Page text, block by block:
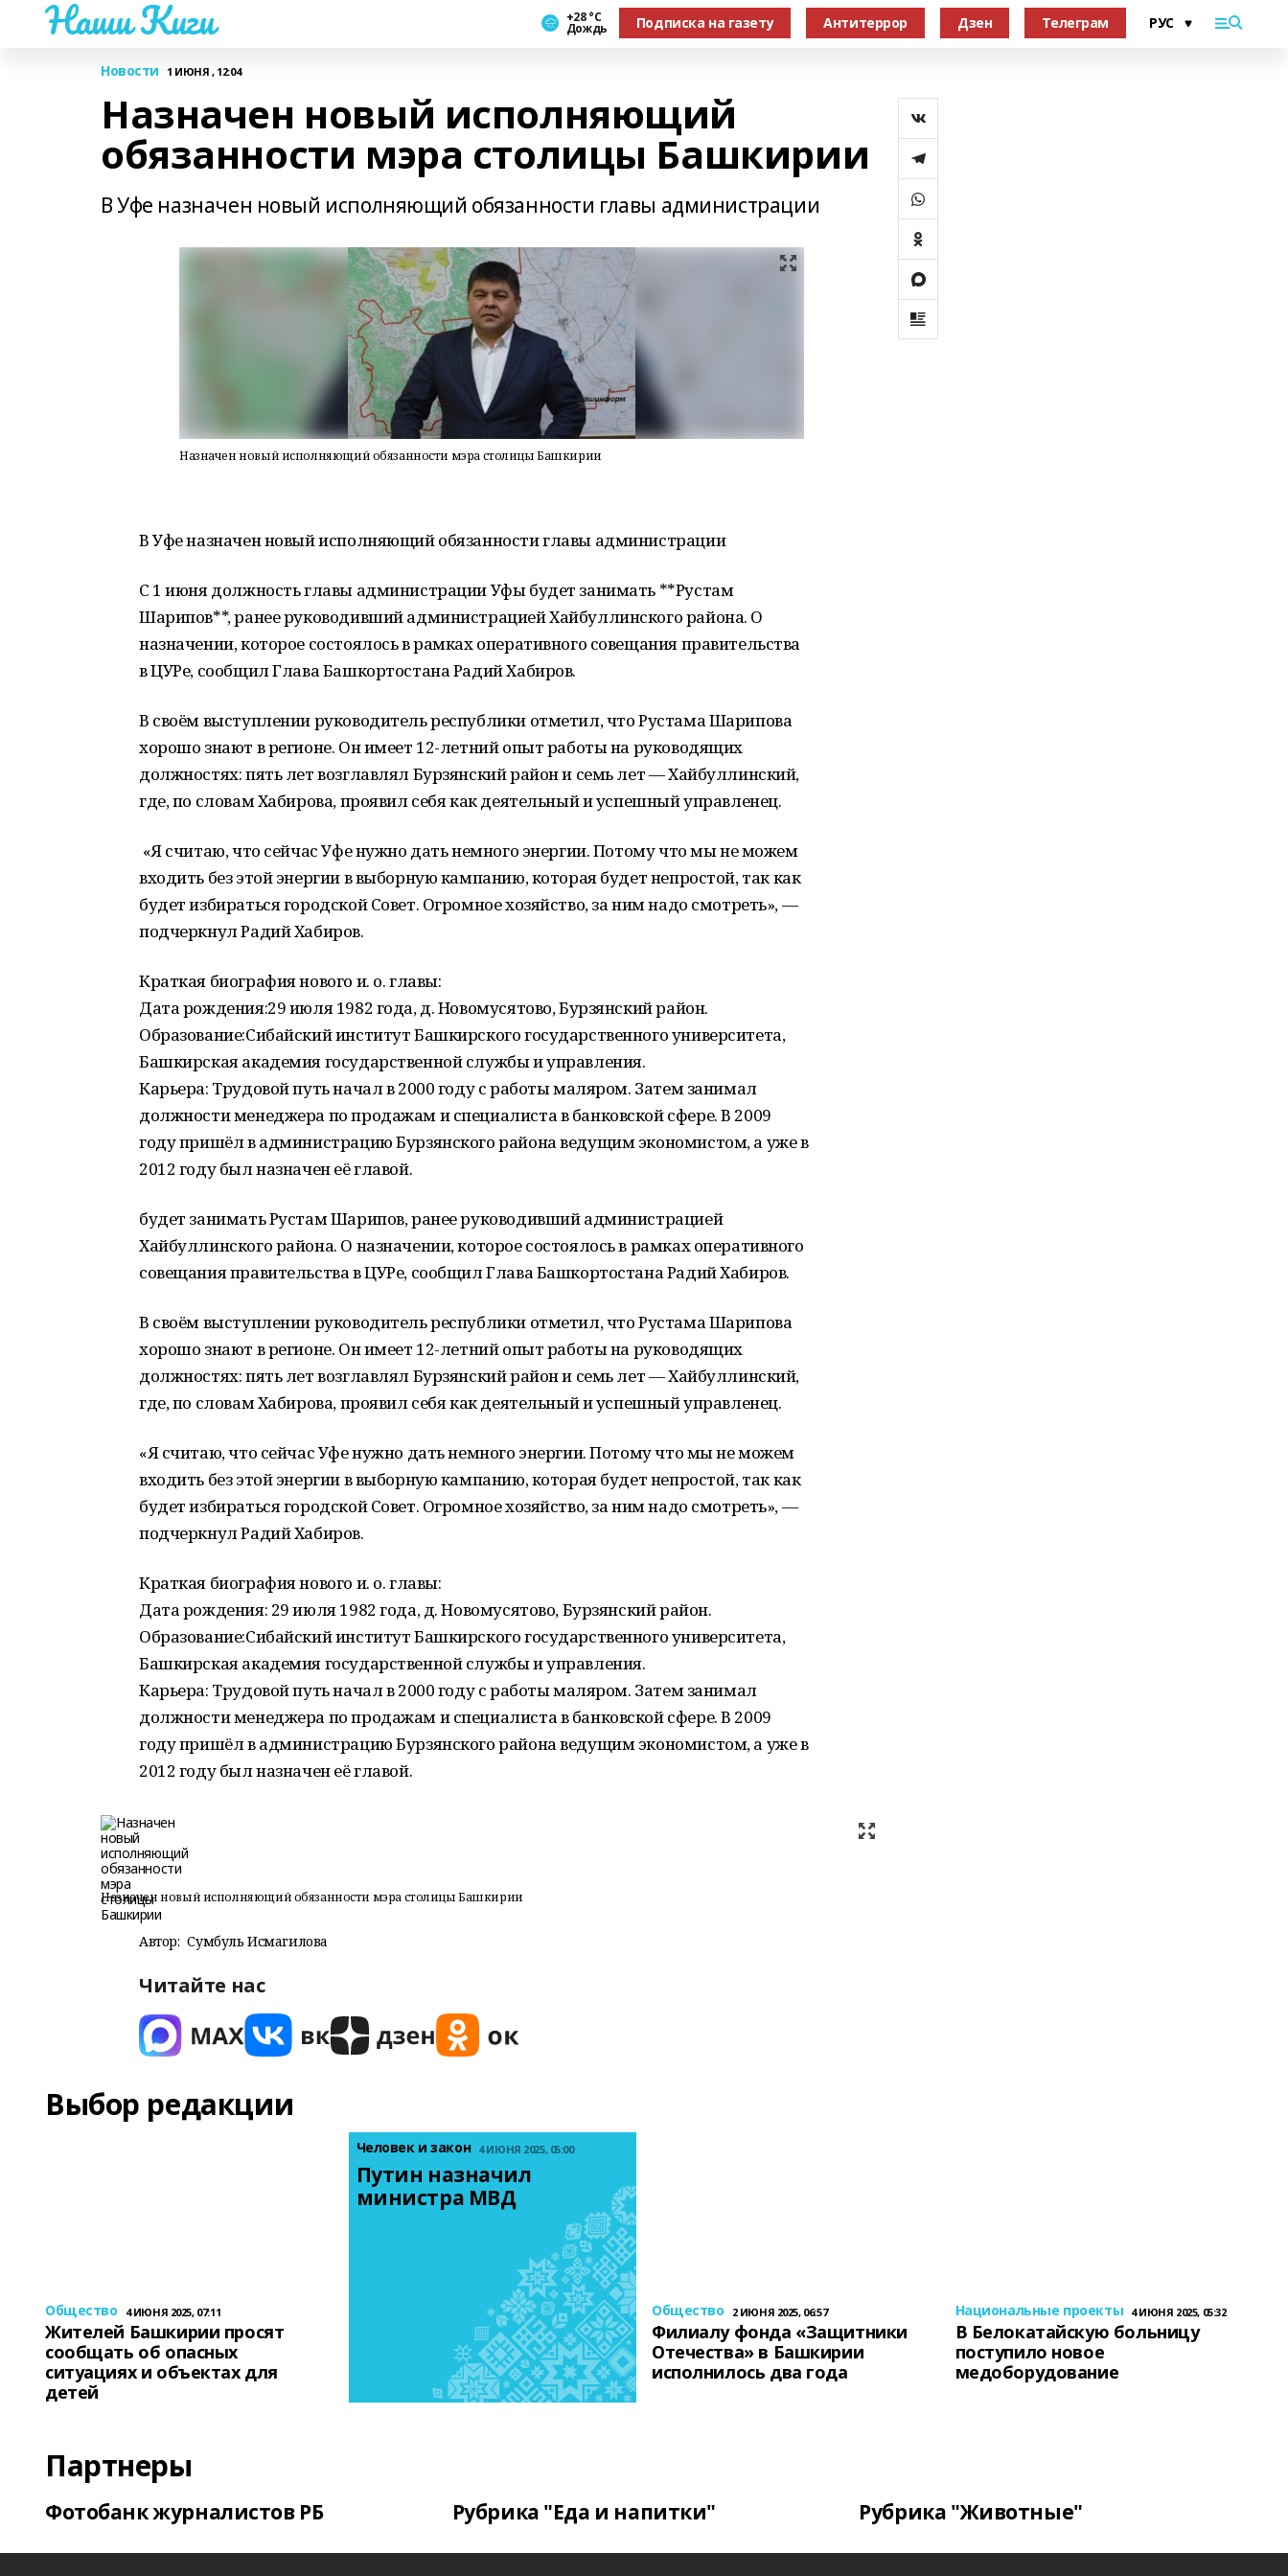
Наши Киги +28 °С
Дождь Подписка на газету Антитеррор Дзен Телеграм
Новости 1 ИЮНЯ , 12:04
Назначен новый исполняющий
обязанности мэра столицы Башкирии
В Уфе назначен новый исполняющий обязанности главы администрации
Назначен новый исполняющий обязанности мэра столицы Башкирии
В Уфе назначен новый исполняющий обязанности главы администрации
С 1 июня должность главы администрации Уфы будет занимать **Рустам
Шарипов**, ранее руководивший администрацией Хайбуллинского района. О
назначении, которое состоялось в рамках оперативного совещания правительства
в ЦУРе, сообщил Глава Башкортостана Радий Хабиров.
В своём выступлении руководитель республики отметил, что Рустама Шарипова
хорошо знают в регионе. Он имеет 12-летний опыт работы на руководящих
должностях: пять лет возглавлял Бурзянский район и семь лет — Хайбуллинский,
где, по словам Хабирова, проявил себя как деятельный и успешный управленец.
«Я считаю, что сейчас Уфе нужно дать немного энергии. Потому что мы не можем
входить без этой энергии в выборную кампанию, которая будет непростой, так как
будет избираться городской Совет. Огромное хозяйство, за ним надо смотреть», —
подчеркнул Радий Хабиров.
Краткая биография нового и. о. главы:
Дата рождения:29 июля 1982 года, д. Новомусятово, Бурзянский район.
Образование:Сибайский институт Башкирского государственного университета,
Башкирская академия государственной службы и управления.
Карьера: Трудовой путь начал в 2000 году с работы маляром. Затем занимал
должности менеджера по продажам и специалиста в банковской сфере. В 2009
году пришёл в администрацию Бурзянского района ведущим экономистом, а уже в
2012 году был назначен её главой.
будет занимать Рустам Шарипов, ранее руководивший администрацией
Хайбуллинского района. О назначении, которое состоялось в рамках оперативного
совещания правительства в ЦУРе, сообщил Глава Башкортостана Радий Хабиров.
В своём выступлении руководитель республики отметил, что Рустама Шарипова
хорошо знают в регионе. Он имеет 12-летний опыт работы на руководящих
должностях: пять лет возглавлял Бурзянский район и семь лет — Хайбуллинский,
где, по словам Хабирова, проявил себя как деятельный и успешный управленец.
«Я считаю, что сейчас Уфе нужно дать немного энергии. Потому что мы не можем
входить без этой энергии в выборную кампанию, которая будет непростой, так как
будет избираться городской Совет. Огромное хозяйство, за ним надо смотреть», —
подчеркнул Радий Хабиров.
Краткая биография нового и. о. главы:
Дата рождения: 29 июля 1982 года, д. Новомусятово, Бурзянский район.
Образование:Сибайский институт Башкирского государственного университета,
Башкирская академия государственной службы и управления.
Карьера: Трудовой путь начал в 2000 году с работы маляром. Затем занимал
должности менеджера по продажам и специалиста в банковской сфере. В 2009
году пришёл в администрацию Бурзянского района ведущим экономистом, а уже в
2012 году был назначен её главой.
Назначен новый исполняющий обязанности мэра столицы Башкирии
Автор: Сумбуль Исмагилова
Читайте нас
Выбор редакции
Общество 4 ИЮНЯ 2025, 07:11
Жителей Башкирии просят
сообщать об опасных
ситуациях и объектах для
детей
Человек и закон 4 ИЮНЯ 2025, 05:00
Путин назначил
министра МВД
Общество 2 ИЮНЯ 2025, 06:57
Филиалу фонда «Защитники
Отечества» в Башкирии
исполнилось два года
Национальные проекты 4 ИЮНЯ 2025, 05:32
В Белокатайскую больницу
поступило новое
медоборудование
Партнеры
Фотобанк журналистов РБ Рубрика "Еда и напитки" Рубрика "Животные"